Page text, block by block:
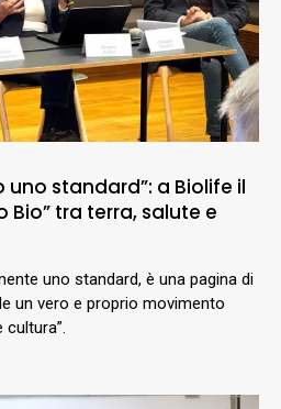
uno standard”: a Biolife il
Bio” tra terra, salute e
uno standard, è una pagina di
un vero e proprio movimento